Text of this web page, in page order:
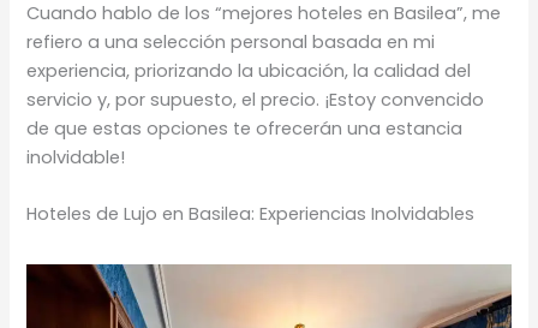
Cuando hablo de los “mejores hoteles en Basilea”, me
refiero a una selección personal basada en mi
experiencia, priorizando la ubicación, la calidad del
servicio y, por supuesto, el precio. ¡Estoy convencido
de que estas opciones te ofrecerán una estancia
inolvidable!
Hoteles de Lujo en Basilea: Experiencias Inolvidables